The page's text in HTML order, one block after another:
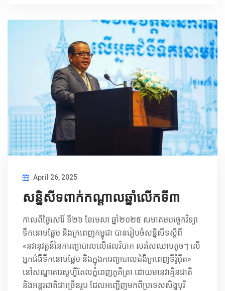
April 26, 2025
សន្និសីទពាក់កណ្ដាលឆ្នាំលេីកទី៣
កាលពីថ្ងៃសៅរ៍ ទី២៦ ខែមេសា ឆ្នាំ២០២៥ សមាគមបច្ចេកវិទ្យា
ទឹកនោមផ្អែម និងក្រពេញកម្ពុជា បានរៀបចំសន្និសីទស្ដីពី
«នវានុវត្តន៍នៃការព្យាបាលលើផលវិបាក សរសៃឈាមតូចៗ លើ
អ្នកជំងឺទឹកនោមផ្អែម និងក្នុងការព្យាបាលជំងឺក្រពេញទីរ៉ូអ៊ីត»
នៅសណ្ឋាគារសូហ្វីតែលភ្នំពេញភូគីត្រា ដោយមានវាគ្មិនជាតិ
និងអន្តរជាតិជាច្រើនរូប ដែលអញ្ជើញមកពីប្រទេសសិង្ហបុរី